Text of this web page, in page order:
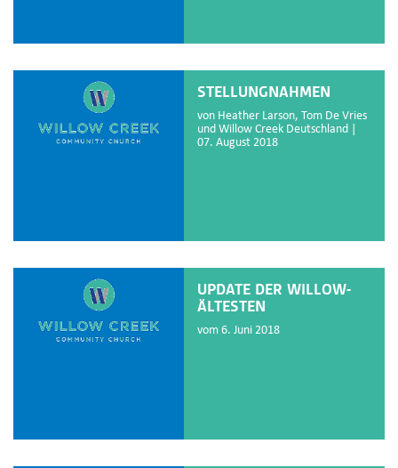
STELLUNGNAHMEN
von Heather Larson, Tom De Vries
und Willow Creek Deutschland |
07. August 2018
UPDATE DER WILLOW-
ÄLTESTEN
vom 6. Juni 2018